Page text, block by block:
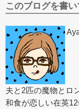
このブログを書
夫と2匹の魔物とロ
和食が恋しい在英12